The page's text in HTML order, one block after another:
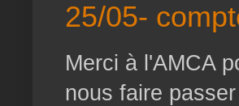
25/05-
Merci à l'AMCA
nous faire